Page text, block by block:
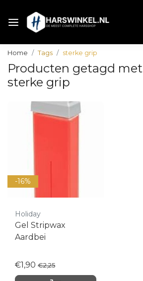
Home Tags sterke grip
Producten getagd met
sterke grip
-16%
Holiday
Gel Stripwax
Aardbei
€1,90 €2,25